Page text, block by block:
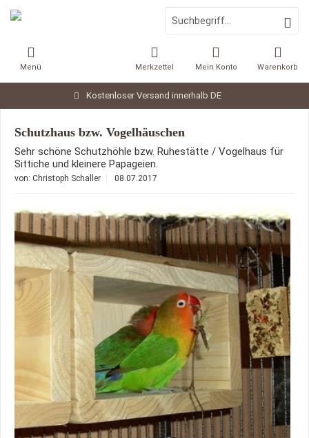
Kostenloser Versand innerhalb DE
Warenkorb
Merkzettel Mein Konto
Menü
Schutzhaus bzw. Vogelhäuschen
Sehr schöne Schutzhöhle bzw. Ruhestätte / Vogelhaus für
Sittiche und kleinere Papageien.
von: Christoph Schaller 08.07.2017